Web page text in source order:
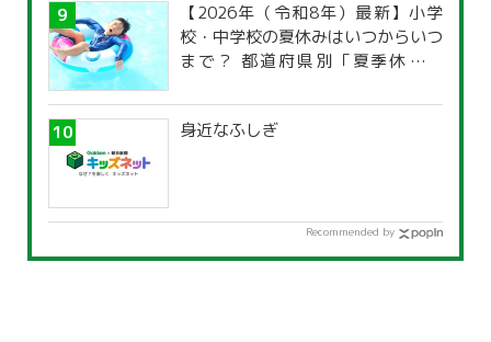
【2026年（令和8年）最新】小学
校・中学校の夏休みはいつからいつ
まで？ 都道府県別「夏季休暇一
身近なふしぎ
Recommended by